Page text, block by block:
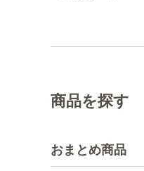
商品を探す
おまとめ商品